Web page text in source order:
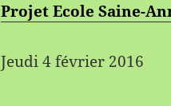
Projet Ecole Saine-
Jeudi 4 février 2016